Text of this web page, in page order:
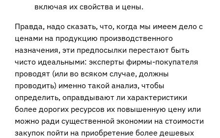
включая их свойства и цены.
Правда, надо сказать, что, когда мы имеем дело с
ценами на продукцию производственного
назначения, эти предпосылки перестают быть
чисто идеальными: эксперты фирмы-покупателя
проводят (или во всяком случае, должны
проводить) именно такой анализ, чтобы
определить, оправдывают ли характеристики
более дорогих ресурсов их повышенную цену или
можно ради существенной экономии на стоимости
закупок пойти на приобретение более дешевых